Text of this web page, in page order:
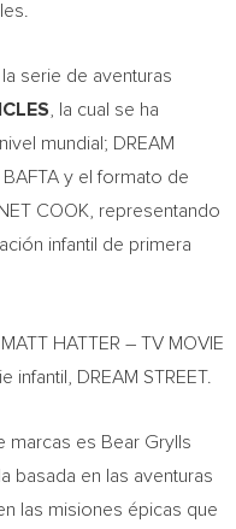
serie de aventuras
, la cual se ha
mundial; DREAM
BAFTA y el formato de
COOK, representando
infantil de primera
MATT HATTER – TV MOVIE
DREAM STREET.
marcas es Bear Grylls
basada en las aventuras
las misiones épicas que